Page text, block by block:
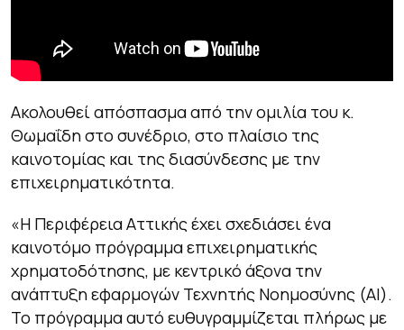
Ακολουθεί απόσπασμα από την ομιλία του κ.
Θωμαΐδη στο συνέδριο, στο πλαίσιο της
καινοτομίας και της διασύνδεσης με την
επιχειρηματικότητα.
«Η Περιφέρεια Αττικής έχει σχεδιάσει ένα
καινοτόμο πρόγραμμα επιχειρηματικής
χρηματοδότησης, με κεντρικό άξονα την
ανάπτυξη εφαρμογών Τεχνητής Νοημοσύνης (AI).
Το πρόγραμμα αυτό ευθυγραμμίζεται πλήρως με